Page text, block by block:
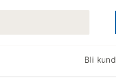
Bli kund